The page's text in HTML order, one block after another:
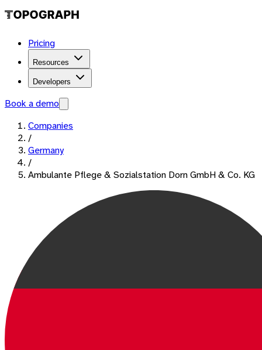
Pricing
Resources
Developers
Book a demo
Companies
/
Germany
/
Ambulante Pflege & Sozialstation Dorn GmbH & Co. KG